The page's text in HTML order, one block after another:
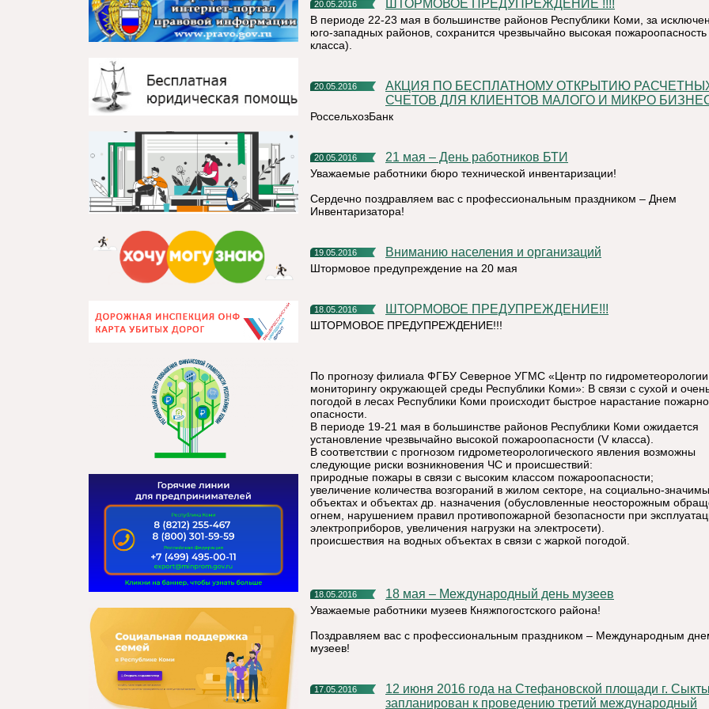
20.05.2016 ШТОРМОВОЕ ПРЕДУПРЕЖДЕНИЕ !!!!
В периоде 22-23 мая в большинстве районов Республики Коми, за
юго-западных районов, сохранится чрезвычайно высокая пожароопасность
класса).
20.05.2016
АКЦИЯ ПО БЕСПЛАТНОМУ ОТКРЫТИЮ РАСЧЕТНЫХ
СЧЕТОВ ДЛЯ КЛИЕНТОВ МАЛОГО И МИКРО
РоссельхозБанк
20.05.2016 21 мая – День работников БТИ
Уважаемые работники бюро технической инвентаризации!
Сердечно поздравляем вас с профессиональным праздником – Днем
Инвентаризатора!
19.05.2016 Вниманию населения и организаций
Штормовое предупреждение на 20 мая
18.05.2016 ШТОРМОВОЕ ПРЕДУПРЕЖДЕНИЕ!!!
ШТОРМОВОЕ ПРЕДУПРЕЖДЕНИЕ!!!
По прогнозу филиала ФГБУ Северное УГМС «Центр по
мониторингу окружающей среды Республики Коми»: В связи с сухой и
погодой в лесах Республики Коми происходит быстрое нарастание
опасности.
В периоде 19-21 мая в большинстве районов Республики Коми ожидается
установление чрезвычайно высокой пожароопасности (V класса).
В соответствии с прогнозом гидрометеорологического явления возможны
следующие риски возникновения ЧС и происшествий:
природные пожары в связи с высоким классом пожароопасности;
увеличение количества возгораний в жилом секторе, на социально-
объектах и объектах др. назначения (обусловленные неосторожным
огнем, нарушением правил противопожарной безопасности при
электроприборов, увеличения нагрузки на электросети).
происшествия на водных объектах в связи с жаркой погодой.
18.05.2016 18 мая – Международный день музеев
Уважаемые работники музеев Княжпогостского района!
Поздравляем вас с профессиональным праздником – Международным
музеев!
17.05.2016
12 июня 2016 года на Стефановской площади г. Сыктывкар
запланирован к проведению третий международный